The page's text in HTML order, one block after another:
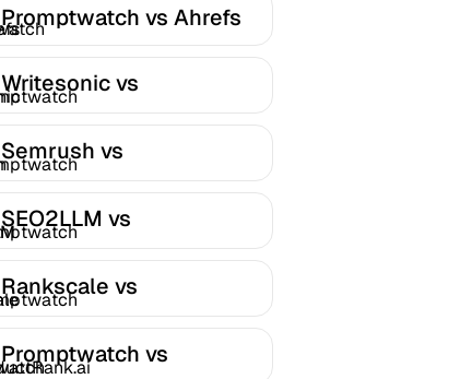
Promptwatch vs Ahrefs
Writesonic vs
Promptwatch
Semrush vs
Promptwatch
SEO2LLM vs
Promptwatch
Rankscale vs
Promptwatch
Promptwatch vs